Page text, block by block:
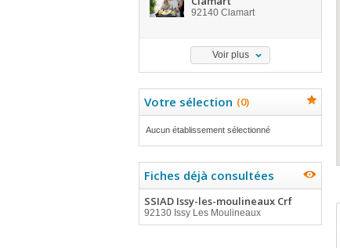
92140 Clamart
Voir plus
Votre sélection (0)
Aucun établissement sélectionné
Fiches déjà consultées
SSIAD Issy-les-moulineaux Crf
92130 Issy Les Moulineaux